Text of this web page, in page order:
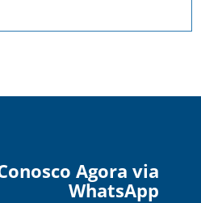
Agora via
WhatsApp